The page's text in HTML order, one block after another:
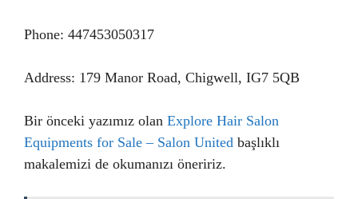
Phone: 447453050317
Address: 179 Manor Road, Chigwell, IG7 5QB
Bir önceki yazımız olan Explore Hair Salon
Equipments for Sale – Salon United başlıklı
makalemizi de okumanızı öneririz.